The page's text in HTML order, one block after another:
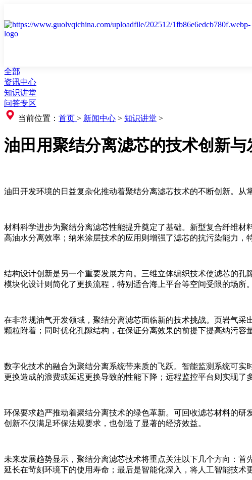
全部
资讯中心
知识讲堂
问答专区
当前位置： 首页 > 新闻中心 > 知识讲堂 >
油田用聚结分离滤芯的技术创新与
油田开发环境的日益复杂化推动着聚结分离滤芯技术的不断创新。
材料科学进步为聚结分离滤芯性能提升奠定了基础。新型复合纤维
高油水分离效率；纳米涂层技术的应用则增强了滤芯的抗污染能力，
结构设计创新是另一个重要发展方向。三维立体编织技术使滤芯的
模块化设计则简化了更换流程，特别适合海上平台等空间受限的场所。
在非常规油气开发领域，聚结分离滤芯面临新的技术挑战。页岩气
颗粒附着；同时优化孔隙结构，在保证分离效果的前提下提高纳污容量
数字化技术的融合为聚结分离系统带来质的飞跃。智能监测系统可
更换造成的浪费或延迟更换导致的性能下降；远程监控平台则实现了
环保要求趋严推动着聚结分离技术的绿色革新。可回收滤芯材料的
创新不仅满足环保法规要求，也创造了显著的经济效益。
未来发展趋势显示，聚结分离滤芯技术将重点关注以下几个方向：
延长在苛刻环境下的使用寿命；最后是智能化深入，将人工智能技术